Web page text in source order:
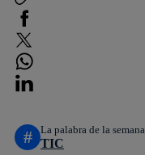
facebook
twitter
whatsapp
linkedin
# La palabra de la semana
TIC